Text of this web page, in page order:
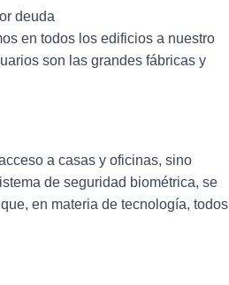
en todos los edificios a nuestro
son las grandes fábricas y
a casas y oficinas, sino
de seguridad biométrica, se
en materia de tecnología, todos